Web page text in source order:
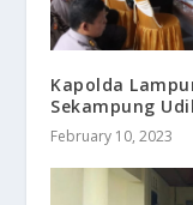
Kapolda
Sekampung
February 10, 2023